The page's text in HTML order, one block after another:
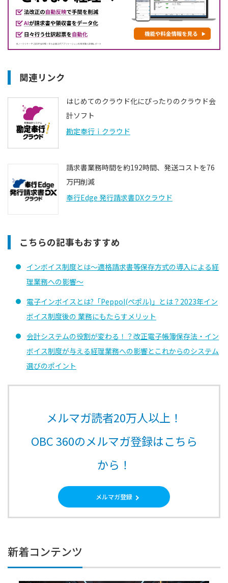
関連リンク
はじめてのクラウド化にぴったりのクラウド会
計ソフト
勘定奉行ｉクラウド
請求書業務時間を約192時間、発送コストを76
万円削減
奉行Edge 発行請求書DXクラウド
こちらの記事もおすすめ
インボイス制度とは〜適格請求書等保存方式の導入による経
理業務への影響～
電子インボイスとは?「Peppol(ペポル)」とは？2023年イン
ボイス制度後の 業務にもたらすメリット
会計システムの役割が変わる！？改正電子帳簿保存法・イン
ボイス制度が与える経理業務への影響とこれからのシステム
選びのポイント
メルマガ読者20万人以上！
OBC 360のメルマガ登録はこちら
から！
メルマガ登録
新着コンテンツ